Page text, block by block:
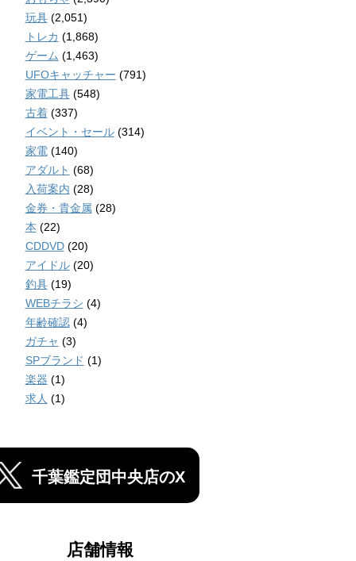
玩具(2,051)
トレカ (1,868)
ゲーム (1,463)
UFOキャッチャー (791)
家電工具(548)
古着(337)
イベント・セール(314)
家電(140)
アダルト (68)
入荷案内 (28)
金券・貴金属 (28)
本 (22)
CDDVD(20)
アイドル(20)
釣具(19)
WEBチラシ (4)
年齢確認(4)
ガチャ (3)
SPブランド (1)
楽器 (1)
求人 (1)
千葉鑑定団中央店のX
店舗情報